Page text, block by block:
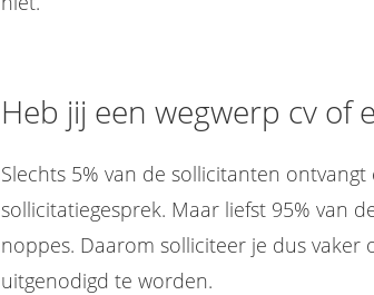
Heb jij een wegwerp cv of
Slechts 5% van de sollicitanten
sollicitatiegesprek. Maar liefst 95% van
noppes. Daarom solliciteer je dus
uitgenodigd te worden.